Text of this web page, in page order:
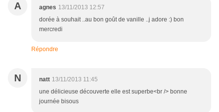
A agnes 13/11/2013 12:57
dorée à souhait ..au bon goût de vanille ..j adore :) bon
mercredi
Répondre
N natt 13/11/2013 11:45
une délicieuse découverte elle est superbe<br /> bonne
journée bisous